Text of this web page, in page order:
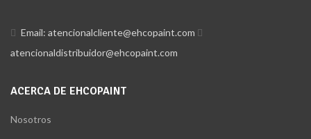
Email: atencionalcliente@ehcopaint.com
atencionaldistribuidor@ehcopaint.com
ACERCA DE EHCOPAINT
Nosotros